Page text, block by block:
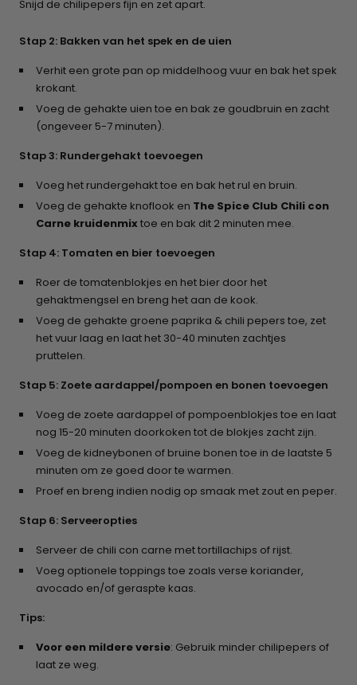
Snijd de chilipepers fijn en zet apart.
Stap 2: Bakken van het spek en de uien
Verhit een grote pan op middelhoog vuur en bak het spek
krokant.
Voeg de gehakte uien toe en bak ze goudbruin en zacht
(ongeveer 5-7 minuten).
Stap 3: Rundergehakt toevoegen
Voeg het rundergehakt toe en bak het rul en bruin.
Voeg de gehakte knoflook en The Spice Club Chili con
Carne kruidenmixtoe en bak dit 2 minuten mee.
Stap 4: Tomaten en bier toevoegen
Roer de tomatenblokjes en het bier door het
gehaktmengsel en breng het aan de kook.
Voeg de gehakte groene paprika & chili pepers toe, zet
het vuur laag en laat het 30-40 minuten zachtjes
pruttelen.
Stap 5: Zoete aardappel/pompoen en bonen toevoegen
Voeg de zoete aardappel of pompoenblokjes toe en laat
nog 15-20 minuten doorkoken tot de blokjes zacht zijn.
Voeg de kidneybonen of bruine bonen toe in de laatste 5
minuten om ze goed door te warmen.
Proef en breng indien nodig op smaak met zout en peper.
Stap 6: Serveeropties
Serveer de chili con carne met tortillachips of rijst.
Voeg optionele toppings toe zoals verse koriander,
avocado en/of geraspte kaas.
Tips:
Voor een mildere versie: Gebruik minder chilipepers of
laat ze weg.